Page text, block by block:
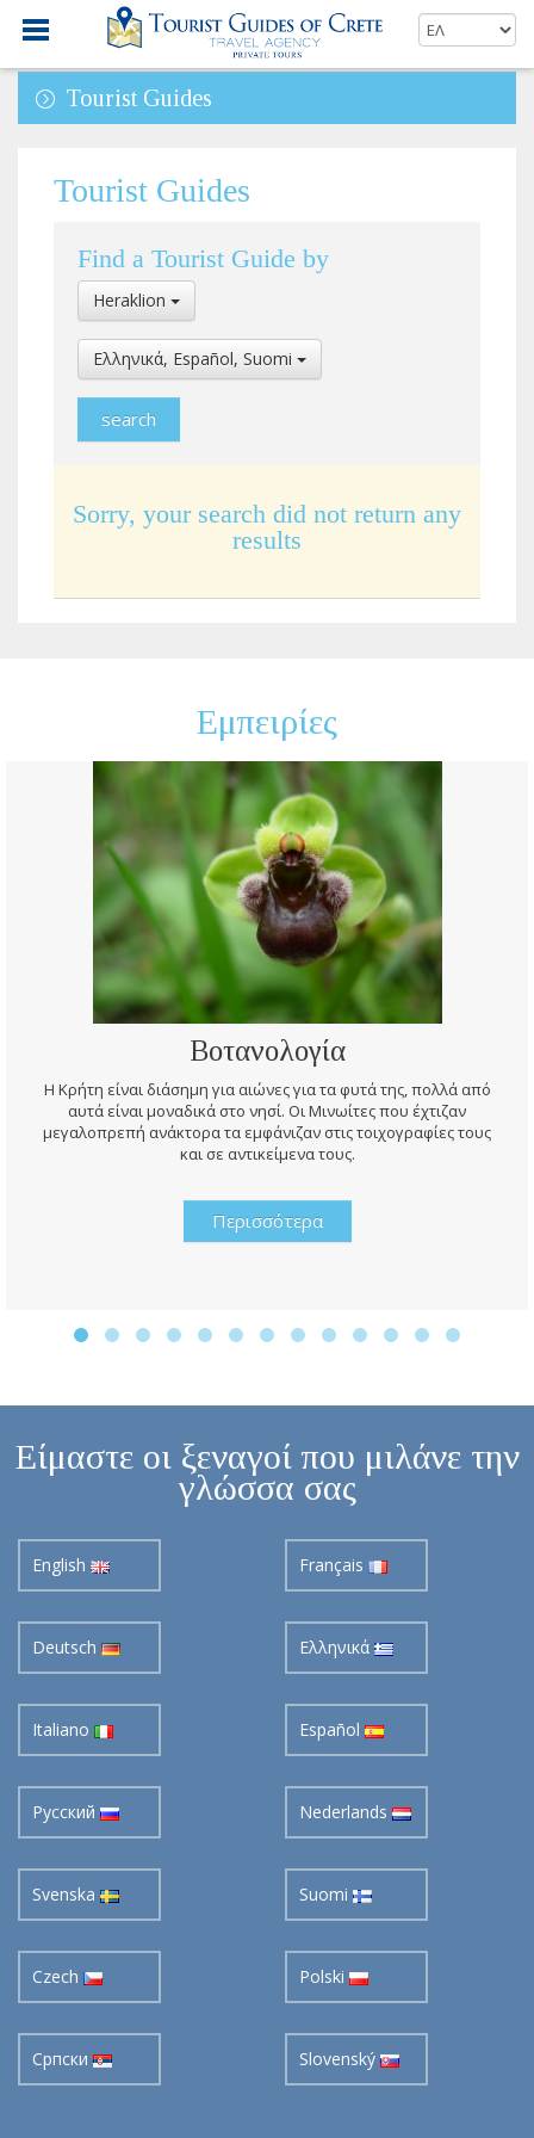
Tourist Guides
Tourist Guides
Find a Tourist Guide by
Select
Location
Heraklion
Select
Language
Ελληνικά, Español, Suomi
Sorry, your search did not return any
results
Εμπειρίες
Βοτανολογία
Η Κρήτη είναι διάσημη για αιώνες για τα φυτά της, πολλά από
αυτά είναι μοναδικά στο νησί. Οι Μινωίτες που έχτιζαν
μεγαλοπρεπή ανάκτορα τα εμφάνιζαν στις τοιχογραφίες τους
και σε αντικείμενα τους.
Περισσότερα
Είμαστε οι ξεναγοί που μιλάνε την
γλώσσα σας
English Français
Deutsch Ελληνικά
Italiano Español
Pусский Nederlands
Svenska Suomi
Czech Polski
Cрпски Slovenský